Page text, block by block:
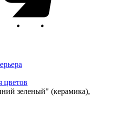
цветов
зеленый" (керамика),